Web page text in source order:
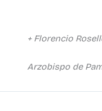
+ Florencio
Arzobispo de